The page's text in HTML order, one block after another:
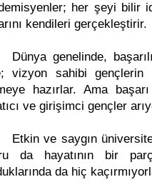
her şeyi bilir
kendileri gerçekleştirir.
Dünya genelinde,
vizyon sahibi gençlerin
hazırlar. Ama
ve girişimci gençler
Etkin ve saygın
da hayatının bir
da hiç